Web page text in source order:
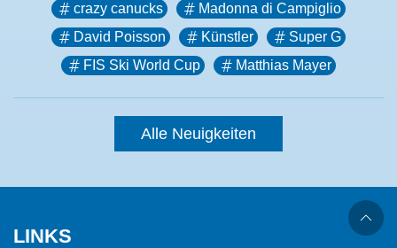
crazy canucks
Madonna di Campiglio
David Poisson
Künstler
Super G
FIS Ski World Cup
Matthias Mayer
Alle Neuigkeiten
LINKS